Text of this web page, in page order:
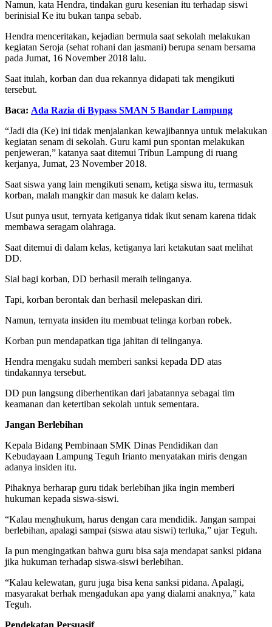
Namun, kata Hendra, tindakan guru kesenian itu terhadap siswi
berinisial Ke itu bukan tanpa sebab.
Hendra menceritakan, kejadian bermula saat sekolah melakukan
kegiatan Seroja (sehat rohani dan jasmani) berupa senam bersama
pada Jumat, 16 November 2018 lalu.
Saat itulah, korban dan dua rekannya didapati tak mengikuti
tersebut.
Baca: Ada Razia di Bypass SMAN 5 Bandar Lampung
“Jadi dia (Ke) ini tidak menjalankan kewajibannya untuk melakukan
kegiatan senam di sekolah. Guru kami pun spontan melakukan
penjeweran,” katanya saat ditemui Tribun Lampung di ruang
kerjanya, Jumat, 23 November 2018.
Saat siswa yang lain mengikuti senam, ketiga siswa itu, termasuk
korban, malah mangkir dan masuk ke dalam kelas.
Usut punya usut, ternyata ketiganya tidak ikut senam karena tidak
membawa seragam olahraga.
Saat ditemui di dalam kelas, ketiganya lari ketakutan saat melihat
DD.
Sial bagi korban, DD berhasil meraih telinganya.
Tapi, korban berontak dan berhasil melepaskan diri.
Namun, ternyata insiden itu membuat telinga korban robek.
Korban pun mendapatkan tiga jahitan di telinganya.
Hendra mengaku sudah memberi sanksi kepada DD atas
tindakannya tersebut.
DD pun langsung diberhentikan dari jabatannya sebagai tim
keamanan dan ketertiban sekolah untuk sementara.
Jangan Berlebihan
Kepala Bidang Pembinaan SMK Dinas Pendidikan dan
Kebudayaan Lampung Teguh Irianto menyatakan miris dengan
adanya insiden itu.
Pihaknya berharap guru tidak berlebihan jika ingin memberi
hukuman kepada siswa-siswi.
“Kalau menghukum, harus dengan cara mendidik. Jangan sampai
berlebihan, apalagi sampai (siswa atau siswi) terluka,” ujar Teguh.
Ia pun mengingatkan bahwa guru bisa saja mendapat sanksi pidana
jika hukuman terhadap siswa-siswi berlebihan.
“Kalau kelewatan, guru juga bisa kena sanksi pidana. Apalagi,
masyarakat berhak mengadukan apa yang dialami anaknya,” kata
Teguh.